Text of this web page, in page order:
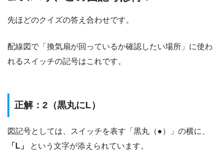
先ほどのクイズの答え合わせです。
配線図で「換気扇が回っているか確認したい場所」に使わ
れるスイッチの記号はこれです。
正解：2（黒丸にL）
図記号としては、スイッチを表す「黒丸（●）」の横に、
「L」
という文字が添えられています。